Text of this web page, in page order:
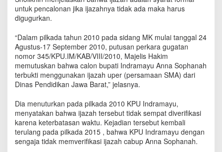
a
a
l
s
u
untuk pencalonan jika ijazahnya tidak ada maka harus
digugurkan.
“Dalam pilkada tahun 2010 pada sidang MK mulai tanggal 24
Agustus-17 September 2010, putusan perkara gugatan
nomor 345/KPU.IM/KAB/VIII/2010, Majelis Hakim
memutuskan bahwa calon bupati Indramayu Anna Sophanah
terbukti menggunakan ijazah uper (persamaan SMA) dari
Dinas Pendidikan Jawa Barat,” jelasnya.
Dia menuturkan pada pilkada 2010 KPU Indramayu,
menyatakan bahwa ijazah tersebut tidak sempat diverifikasi
karena keterbatasan waktu. Kejadian tersebut kembali
terulang pada pilkada 2015 , bahwa KPU Indramayu dengan
sengaja tidak memverifikasi ijazah cabup Anna Sophanah.